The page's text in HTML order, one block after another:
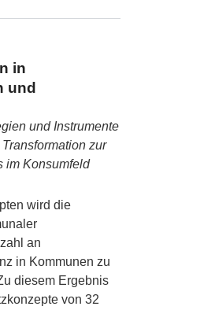
in
und
und Instrumente
zur
im Konsumfeld
wird die
an
in Kommunen zu
diesem Ergebnis
von 32